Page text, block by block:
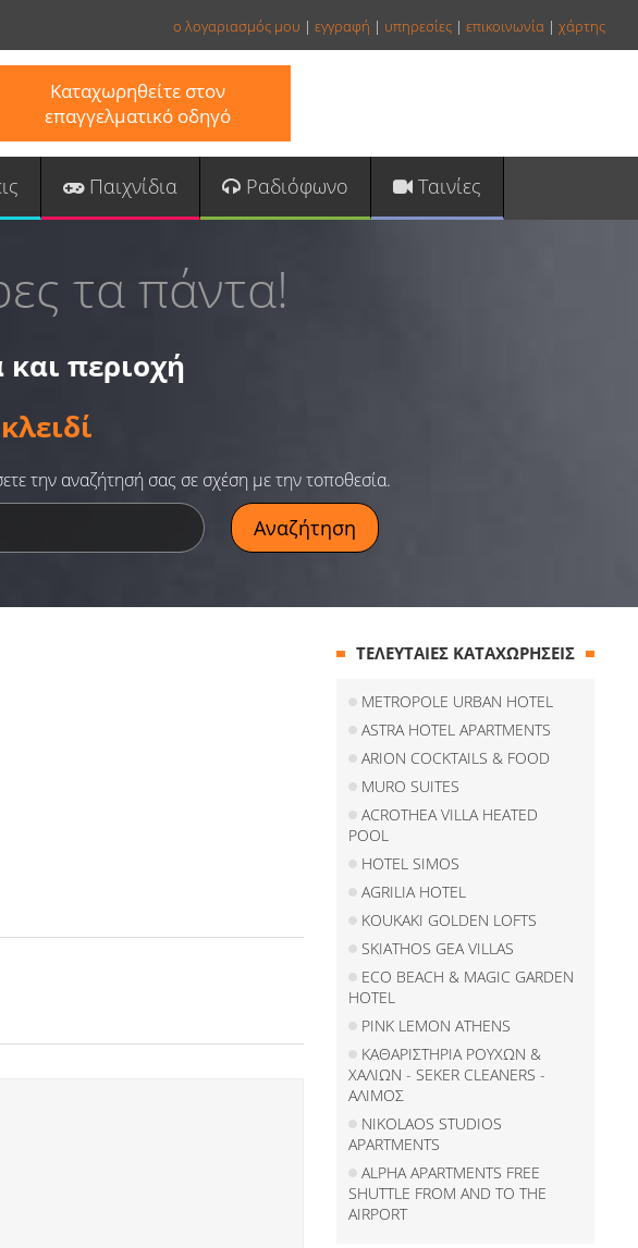
ο λογαριασμός μου | εγγραφή | υπηρεσίες | επικοινωνία | χάρτης
Καταχωρηθείτε στον
επαγγελματικό οδηγό
Παιχνίδια Ραδιόφωνο Ταινίες
τα πάντα!
περιοχή
την αναζήτησή σας σε σχέση με την τοποθεσία.
ΤΕΛΕΥΤΑΙΕΣ ΚΑΤΑΧΩΡΗΣΕΙΣ
METROPOLE URBAN HOTEL
ASTRA HOTEL APARTMENTS
ARION COCKTAILS & FOOD
MURO SUITES
ACROTHEA VILLA HEATED
POOL
HOTEL SIMOS
AGRILIA HOTEL
KOUKAKI GOLDEN LOFTS
SKIATHOS GEA VILLAS
ECO BEACH & MAGIC GARDEN
HOTEL
PINK LEMON ATHENS
ΚΑΘΑΡΙΣΤΗΡΙΑ ΡΟΥΧΩΝ &
ΧΑΛΙΩΝ - SEKER CLEANERS -
ΑΛΙΜΟΣ
NIKOLAOS STUDIOS
APARTMENTS
ALPHA APARTMENTS FREE
SHUTTLE FROM AND TO THE
AIRPORT